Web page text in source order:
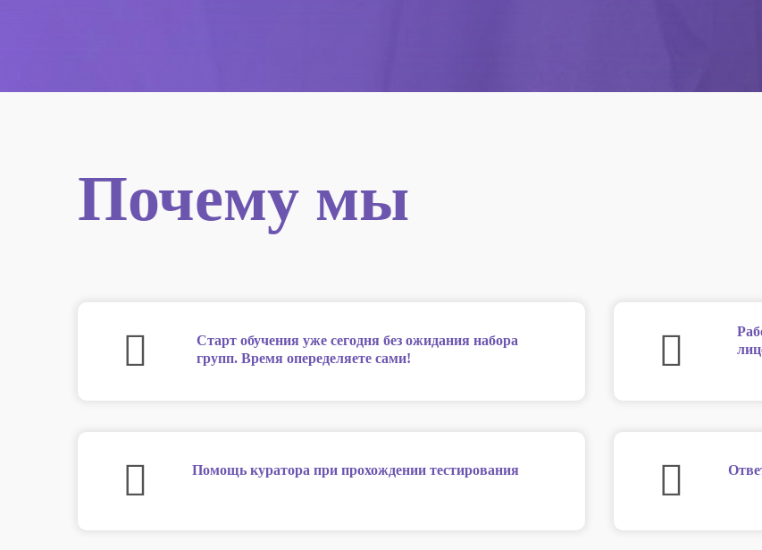
Почему мы
Старт обучения уже сегодня без ожидания набора
групп. Время опеределяете сами!
Помощь куратора при прохождении тестирования